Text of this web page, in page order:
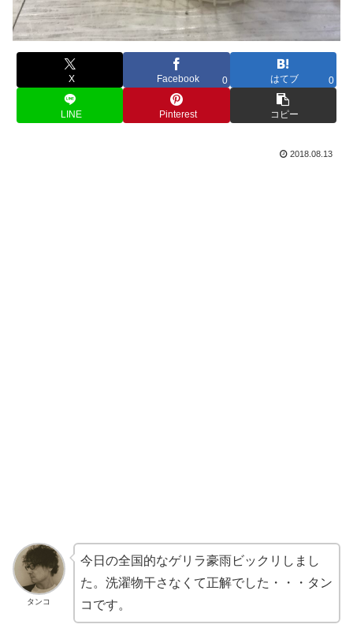
X Facebook 0 はてブ 0
LINE Pinterest コピー
2018.08.13
タンコ
今日の全国的なゲリラ豪雨ビックリしまし
た。洗濯物干さなくて正解でした・・・タン
コです。